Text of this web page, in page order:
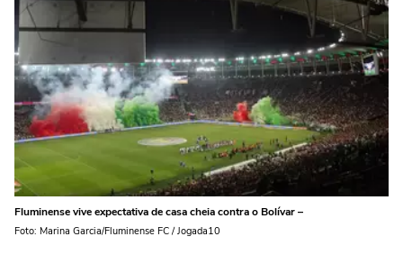
Fluminense vive expectativa de casa cheia contra o Bolívar –
Foto: Marina Garcia/Fluminense FC / Jogada10